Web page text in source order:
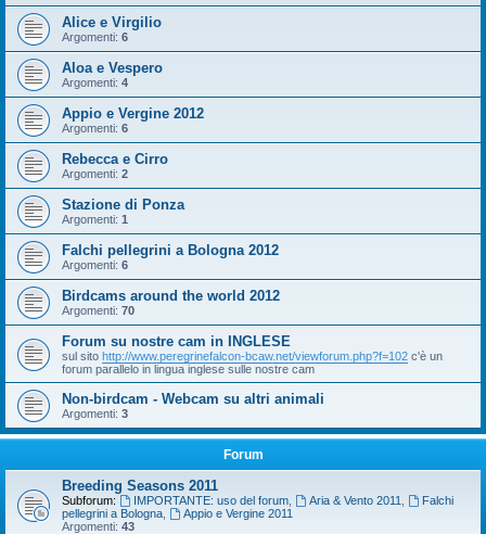
Alice e Virgilio
Argomenti: 6
Aloa e Vespero
Argomenti: 4
Appio e Vergine 2012
Argomenti: 6
Rebecca e Cirro
Argomenti: 2
Stazione di Ponza
Argomenti: 1
Falchi pellegrini a Bologna 2012
Argomenti: 6
Birdcams around the world 2012
Argomenti: 70
Forum su nostre cam in INGLESE
sul sito http://www.peregrinefalcon-bcaw.net/viewforum.php?f=102 c'è un
forum parallelo in lingua inglese sulle nostre cam
Non-birdcam - Webcam su altri animali
Argomenti: 3
Forum
Breeding Seasons 2011
Subforum: IMPORTANTE: uso del forum, Aria & Vento 2011
Falchi
pellegrini a Bologna
Appio e Vergine 2011
Argomenti: 43